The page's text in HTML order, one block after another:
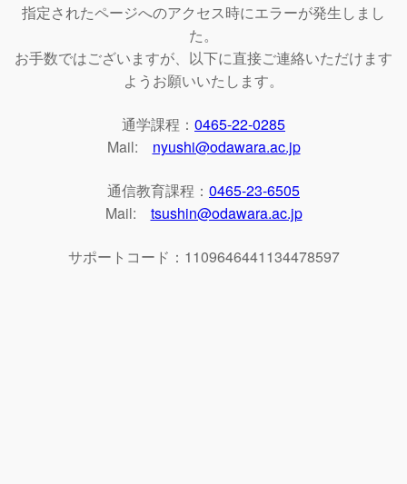
指定されたページへのアクセス時にエラーが発生しまし
た。
お手数ではございますが、以下に直接ご連絡いただけます
ようお願いいたします。
通学課程： 0465-22-0285
Mail: nyushi@odawara.ac.jp
通信教育課程： 0465-23-6505
Mail: tsushin@odawara.ac.jp
サポートコード：1109646441134478597